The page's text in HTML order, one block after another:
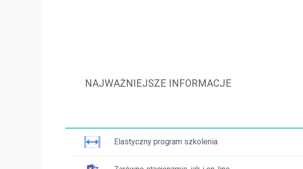
NAJWAŻNIEJSZE INFORMACJE
Elastyczny program szkolenia